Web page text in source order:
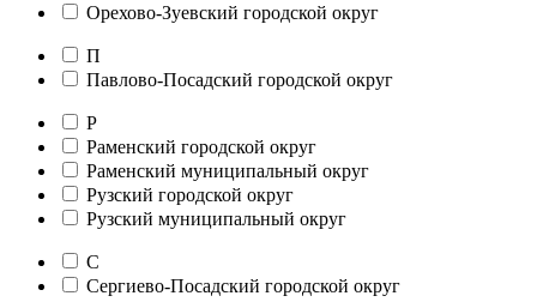
Орехово-Зуевский городской округ
П
Павлово-Посадский городской округ
Р
Раменский городской округ
Раменский муниципальный округ
Рузский городской округ
Рузский муниципальный округ
С
Сергиево-Посадский городской округ